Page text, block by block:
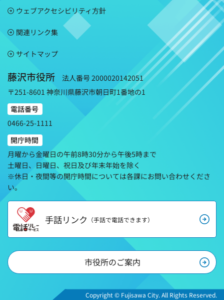
ウェブアクセシビリティ方針
関連リンク集
サイトマップ
藤沢市役所
法人番号 2000020142051
〒251-8601 神奈川県藤沢市朝日町1番地の1
電話番号
0466-25-1111
開庁時間
月曜から金曜日の午前8時30分から午後5時まで
土曜日、日曜日、祝日及び年末年始を除く
※休日・夜間等の開庁時間については各課にお問い合わせくださ
い。
手話リンク （手話で電話できます）
市役所のご案内
Copyright © Fujisawa City. All Rights Reserved.